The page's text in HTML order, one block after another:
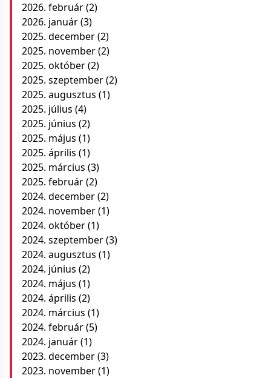
2026. február(2)
2026. január(3)
2025. december(2)
2025. november(2)
2025. október(2)
2025. szeptember(2)
2025. augusztus (1)
2025. július (4)
2025. június (2)
2025. május (1)
2025. április (1)
2025. március (3)
2025. február(2)
2024. december(2)
2024. november(1)
2024. október(1)
2024. szeptember(3)
2024. augusztus (1)
2024. június (2)
2024. május (1)
2024. április (2)
2024. március (1)
2024. február(5)
2024. január(1)
2023. december(3)
2023. november(1)